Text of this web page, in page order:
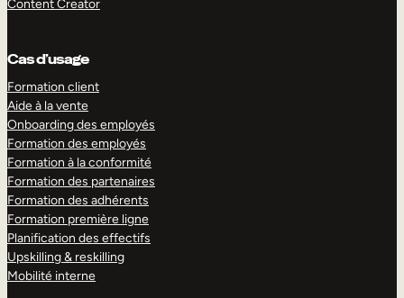
Content Creator
Cas d’usage
Formation client
Aide à la vente
Onboarding des employés
Formation des employés
Formation à la conformité
Formation des partenaires
Formation des adhérents
Formation première ligne
Planification des effectifs
Upskilling & reskilling
Mobilité interne